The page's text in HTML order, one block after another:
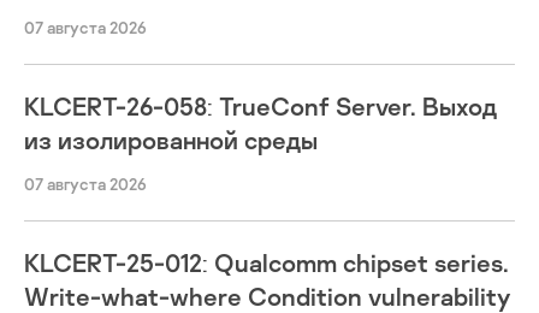
07 августа 2026
KLCERT-26-058: TrueConf Server. Выход
из изолированной среды
07 августа 2026
KLCERT-25-012: Qualcomm chipset series.
Write-what-where Condition vulnerability